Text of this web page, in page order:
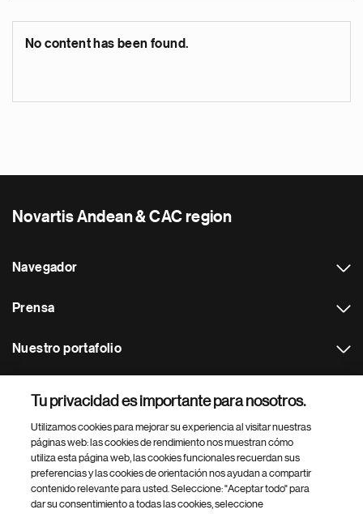
No content has been found.
Novartis Andean & CAC region
Navegador
Prensa
Nuestro portafolio
Footer Site Search
Tu privacidad es importante para nosotros.
Utilizamos cookies para mejorar su experiencia al visitar nuestras
páginas web: las cookies de rendimiento nos muestran cómo
utiliza esta página web, las cookies funcionales recuerdan sus
preferencias y las cookies de orientación nos ayudan a compartir
contenido relevante para usted. Seleccione: "Aceptar todo" para
dar su consentimiento a todas las cookies, seleccione